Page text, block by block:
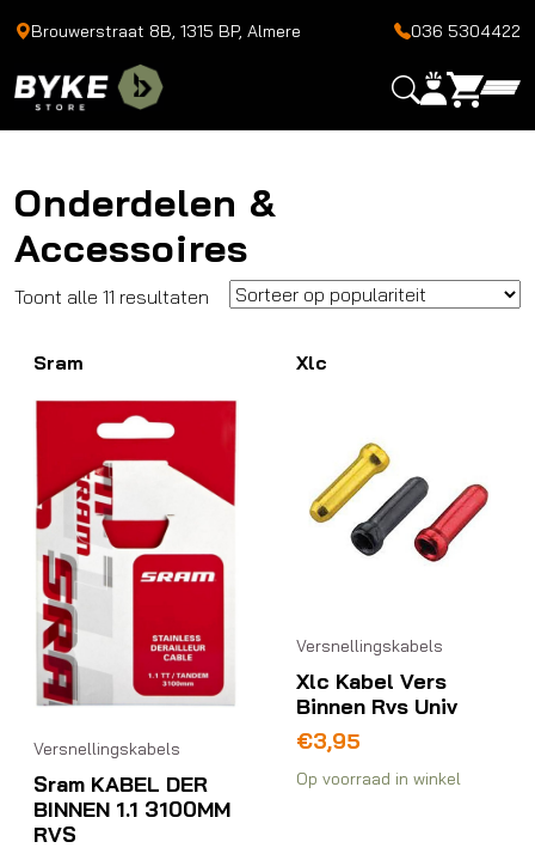
Brouwerstraat 8B, 1315 BP, Almere 036 5304422
Onderdelen &
Accessoires
Toont alle 11 resultaten Gesorteerd
populariteit
Sram
Versnellingskabels
Sram KABEL DER
BINNEN 1.1 3100MM
RVS
Xlc
Versnellingskabels
Xlc Kabel Vers
Binnen Rvs Univ
€3,95
Op voorraad in winkel